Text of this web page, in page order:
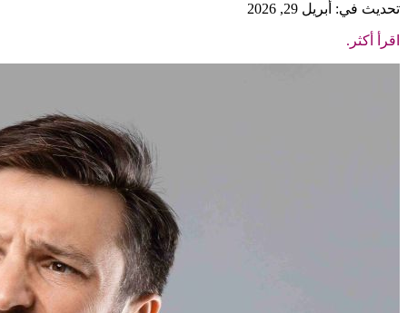
تحديث في: أبريل 29, 2026
اقرأ أكثر.